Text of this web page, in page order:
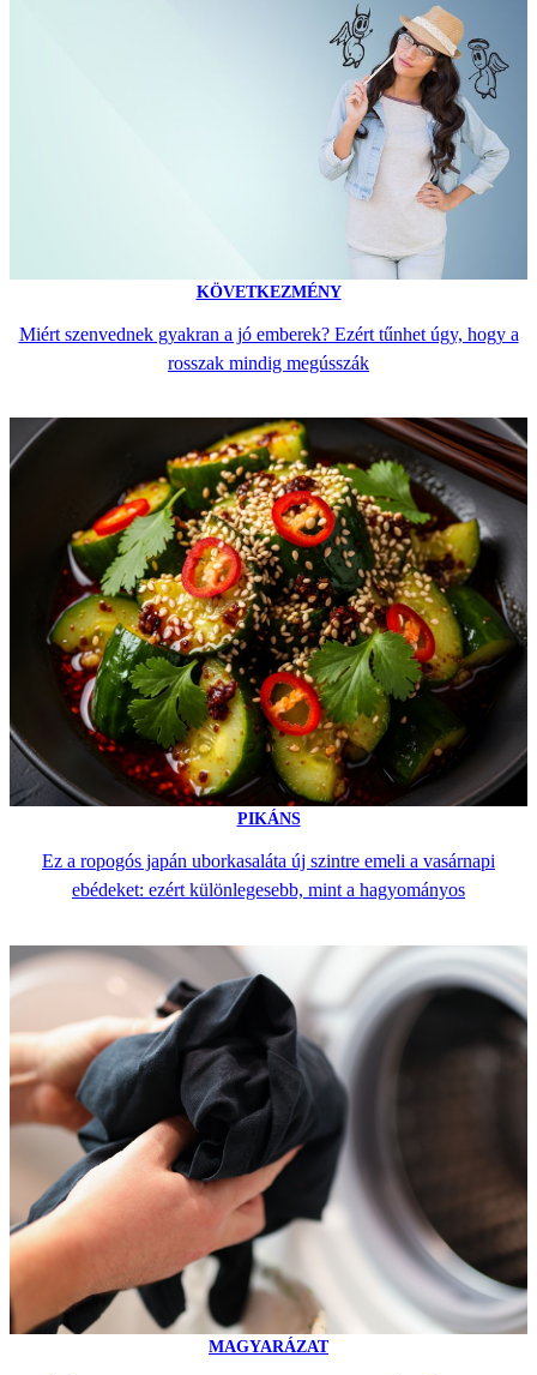
KÖVETKEZMÉNY
Miért szenvednek gyakran a jó emberek? Ezért tűnhet úgy, hogy a
rosszak mindig megússzák
PIKÁNS
Ez a ropogós japán uborkasaláta új szintre emeli a vasárnapi
ebédeket: ezért különlegesebb, mint a hagyományos
MAGYARÁZAT